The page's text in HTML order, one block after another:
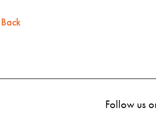
Back
Follow us